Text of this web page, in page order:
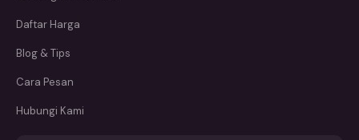
Daftar Harga
Blog & Tips
Cara Pesan
Hubungi Kami